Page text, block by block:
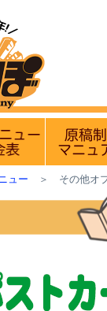
日のお知らせ】
ュー ＞ その他オ